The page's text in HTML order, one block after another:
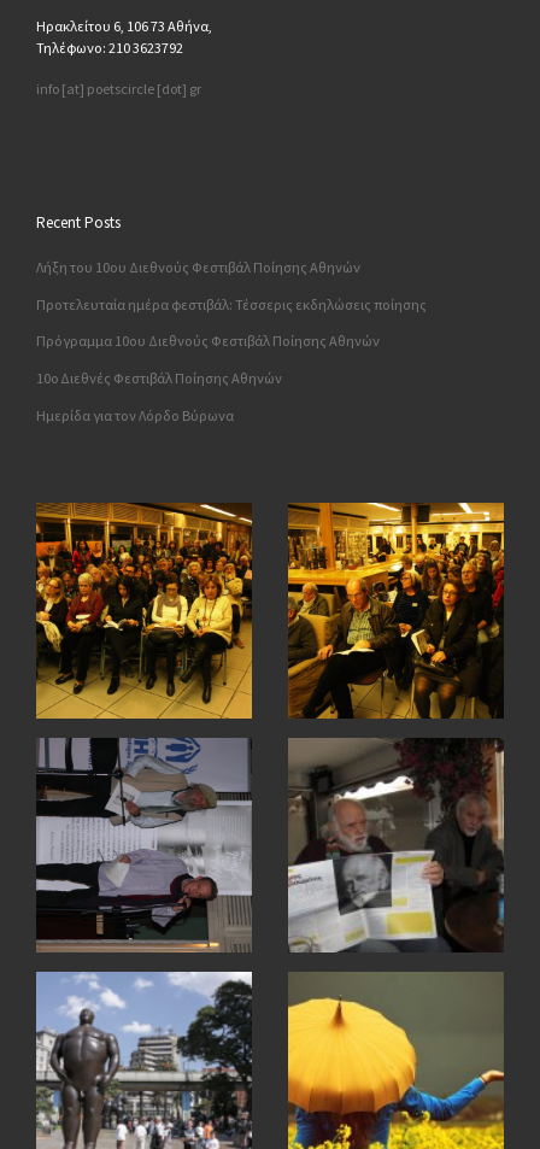
Ηρακλείτου 6, 106 73 Αθήνα,
Τηλέφωνο: 210 3623792
info [at] poetscircle [dot] gr
Recent Posts
Λήξη του 10ου Διεθνούς Φεστιβάλ Ποίησης Αθηνών
Προτελευταία ημέρα φεστιβάλ: Τέσσερις εκδηλώσεις ποίησης
Πρόγραμμα 10ου Διεθνούς Φεστιβάλ Ποίησης Αθηνών
10o Διεθνές Φεστιβάλ Ποίησης Αθηνών
Ημερίδα για τον Λόρδο Βύρωνα